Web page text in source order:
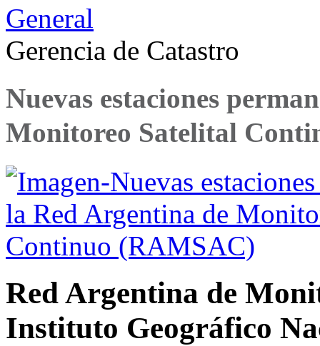
General
Gerencia de Catastro
Nuevas estaciones
Monitoreo Satelital
Red Argentina de
Instituto Geográfico